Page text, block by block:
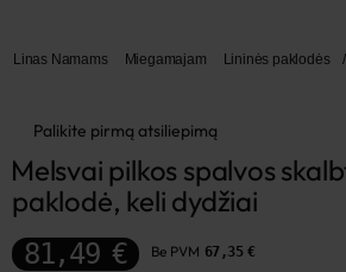
Linas Namams Miegamajam Lininės paklodės /
Palikite pirmą atsiliepimą
Melsvai pilkos spalvos
paklodė, keli dydžiai
81,49 € Be PVM 67,35 €